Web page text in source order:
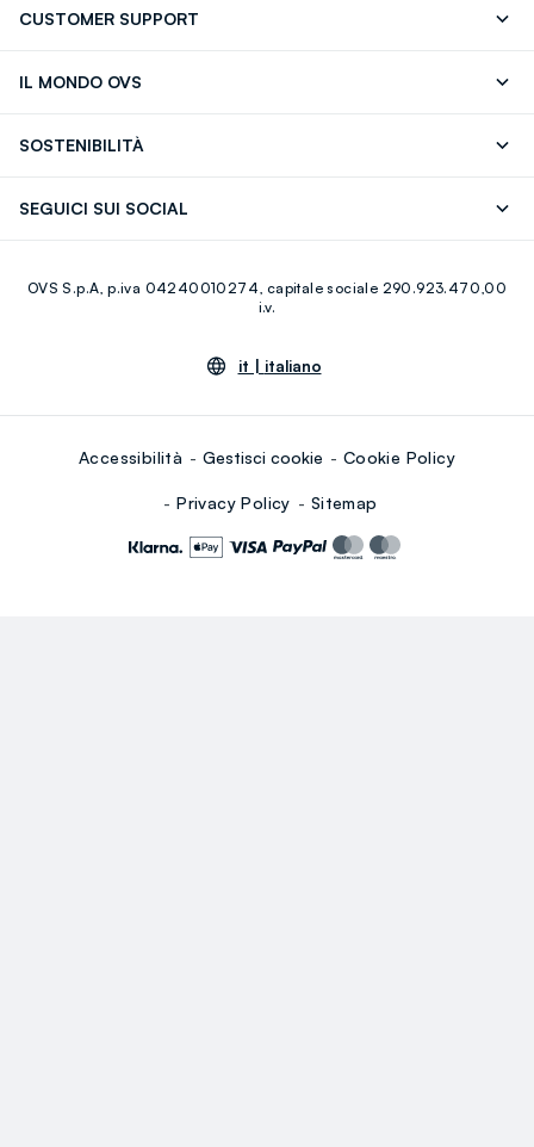
CUSTOMER SUPPORT
IL MONDO OVS
Giftcard
SOSTENIBILITÀ
SEGUICI SUI SOCIAL
Youtube Linkedin
OVS S.p.A, p.iva 04240010274, capitale sociale 290.923.470,00
i.v.
it | italiano
Accessibilità Gestisci cookie Cookie Policy
Privacy Policy Sitemap